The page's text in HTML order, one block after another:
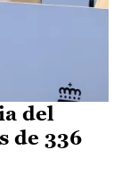
del
de 336